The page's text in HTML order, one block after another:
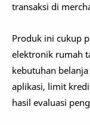
transaksi di
Produk ini cukup
elektronik rumah
kebutuhan
aplikasi, limit
hasil evaluasi